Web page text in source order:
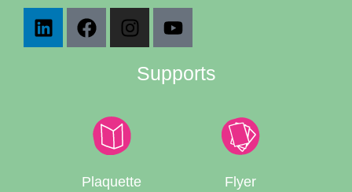
Supports
Plaquette Flyer